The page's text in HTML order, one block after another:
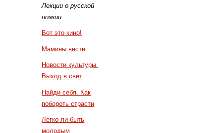
Лекции о русской
поэзии
Вот это кино!
Мамины вести
Новости культуры.
Выход в свет
Найди себя. Как
побороть страсти
Легко ли быть
молодым